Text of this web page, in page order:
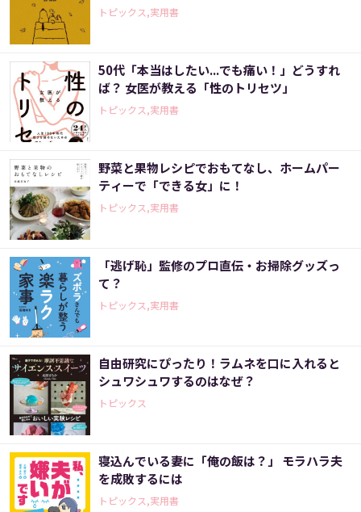
トピックス,実用書
50代「本当はしたい...でも痛い！」どうすれ
ば？ 女医が教える「性のトリセツ」
トピックス,実用書
野菜と果物レシピでおもてなし、ホームパー
ティーで「できる女」に！
トピックス,実用書
「逃げ恥」監修のプロ直伝・お掃除グッズっ
て？
トピックス,実用書
自由研究にぴったり！ラムネを口に入れると
シュワシュワするのはなぜ？
トピックス
寝込んでいる妻に「俺の飯は？」 モラハラ夫
を成敗するには
トピックス,実用書